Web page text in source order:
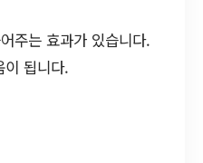
주는 효과가 있습니다.
이 됩니다.